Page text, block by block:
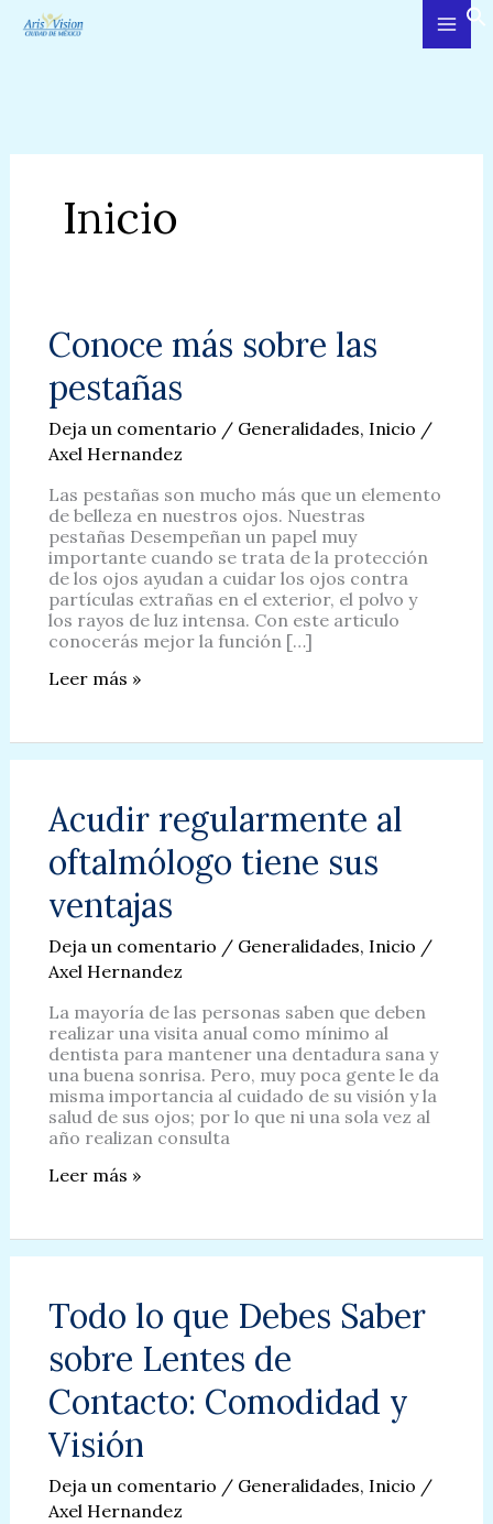
Inicio
Conoce más sobre las
pestañas
Deja un comentario / Generalidades, Inicio /
Axel Hernandez
Las pestañas son mucho más que un elemento
de belleza en nuestros ojos. Nuestras
pestañas Desempeñan un papel muy
importante cuando se trata de la protección
de los ojos ayudan a cuidar los ojos contra
partículas extrañas en el exterior, el polvo y
los rayos de luz intensa. Con este articulo
conocerás mejor la función […]
Conoce
las
pestañas
Leer más »
Acudir regularmente al
oftalmólogo tiene sus
ventajas
Deja un comentario / Generalidades, Inicio /
Axel Hernandez
La mayoría de las personas saben que deben
realizar una visita anual como mínimo al
dentista para mantener una dentadura sana y
una buena sonrisa. Pero, muy poca gente le da
misma importancia al cuidado de su visión y la
salud de sus ojos; por lo que ni una sola vez al
año realizan consulta
Acudir
oftalmólogo
tiene
ventajas
Leer más »
Todo lo que Debes Saber
sobre Lentes de
Contacto: Comodidad y
Visión
Deja un comentario / Generalidades, Inicio /
Axel Hernandez